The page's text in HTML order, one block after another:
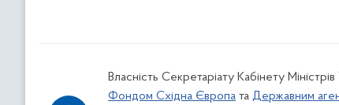
Власність Секретаріату Кабінету
Фондом Східна Європа та Державним